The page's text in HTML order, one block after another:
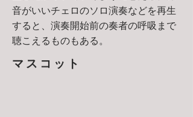
音がいいチェロのソロ演奏などを再生
すると、演奏開始前の奏者の呼吸まで
聴こえるものもある。
マスコット